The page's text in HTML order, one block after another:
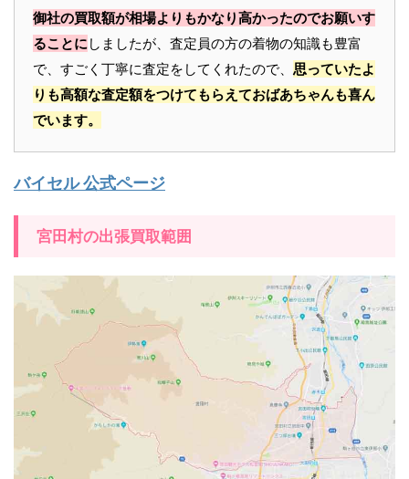
御社の買取額が相場よりもかなり高かったのでお願いす
ることにしましたが、査定員の方の着物の知識も豊富
で、すごく丁寧に査定をしてくれたので、 思っていたよ
りも高額な査定額をつけてもらえておばあちゃんも喜ん
でいます。
バイセル 公式ページ
宮田村の出張買取範囲